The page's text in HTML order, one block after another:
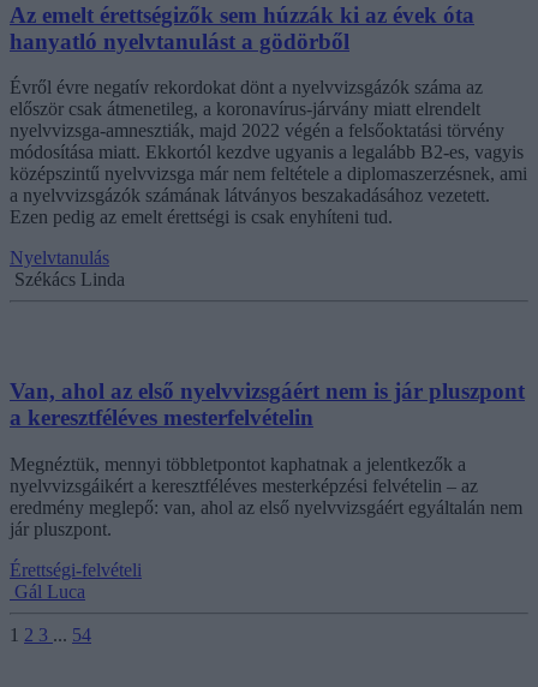
Az emelt érettségizők sem húzzák ki az évek óta
hanyatló nyelvtanulást a gödörből
Évről évre negatív rekordokat dönt a nyelvvizsgázók száma az
először csak átmenetileg, a koronavírus-járvány miatt elrendelt
nyelvvizsga-amnesztiák, majd 2022 végén a felsőoktatási törvény
módosítása miatt. Ekkortól kezdve ugyanis a legalább B2-es, vagyis
középszintű nyelvvizsga már nem feltétele a diplomaszerzésnek, ami
a nyelvvizsgázók számának látványos beszakadásához vezetett.
Ezen pedig az emelt érettségi is csak enyhíteni tud.
Nyelvtanulás
Székács Linda
Van, ahol az első nyelvvizsgáért nem is jár pluszpont
a keresztféléves mesterfelvételin
Megnéztük, mennyi többletpontot kaphatnak a jelentkezők a
nyelvvizsgáikért a keresztféléves mesterképzési felvételin – az
eredmény meglepő: van, ahol az első nyelvvizsgáért egyáltalán nem
jár pluszpont.
Érettségi-felvételi
Gál Luca
1 2 3 ... 54